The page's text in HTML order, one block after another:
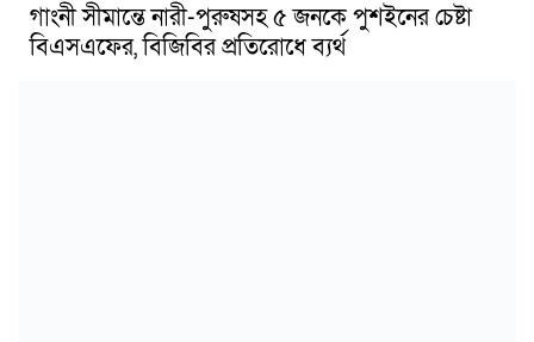
গাংনী সীমান্তে নারী-পুরুষসহ ৫ জনকে পুশইনের চেষ্টা
বিএসএফের, বিজিবির প্রতিরোধে ব্যর্থ